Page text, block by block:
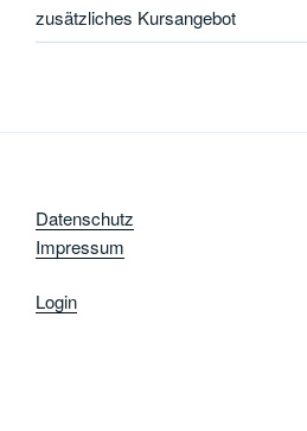
zusätzliches Kursangebot
Datenschutz
Impressum
Login